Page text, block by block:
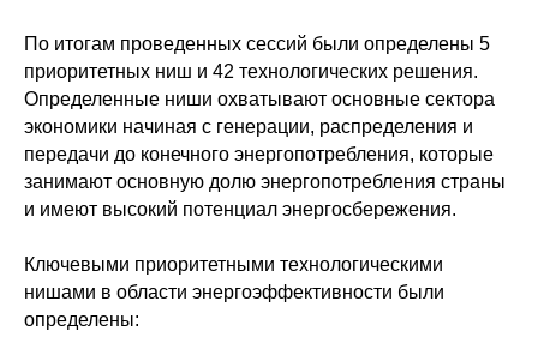
По итогам проведенных сессий были определены 5
приоритетных ниш и 42 технологических решения.
Определенные ниши охватывают основные сектора
экономики начиная с генерации, распределения и
передачи до конечного энергопотребления, которые
занимают основную долю энергопотребления страны
и имеют высокий потенциал энергосбережения.
Ключевыми приоритетными технологическими
нишами в области энергоэффективности были
определены: